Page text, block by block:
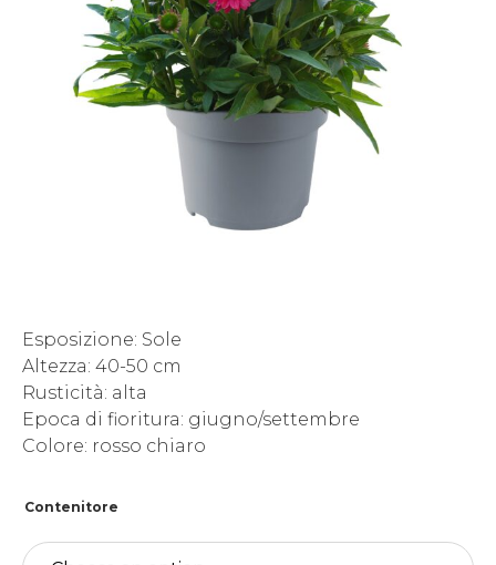
Esposizione: Sole
Altezza: 40-50 cm
Rusticità: alta
Epoca di fioritura: giugno/settembre
Colore: rosso chiaro
Contenitore